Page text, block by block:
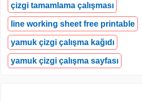
çizgi tamamlama çalışması
line working sheet free printable
yamuk çizgi çalışma kağıdı
yamuk çizgi çalışma sayfası